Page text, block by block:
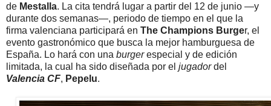
de Mestalla. La cita tendrá lugar a partir del 12 de junio —y
durante dos semanas—, periodo de tiempo en el que la
firma valenciana participará en The Champions Burger, el
evento gastronómico que busca la mejor hamburguesa de
España. Lo hará con una burgerespecial y de edición
limitada, la cual ha sido diseñada por el jugadordel
Valencia CF, Pepelu.